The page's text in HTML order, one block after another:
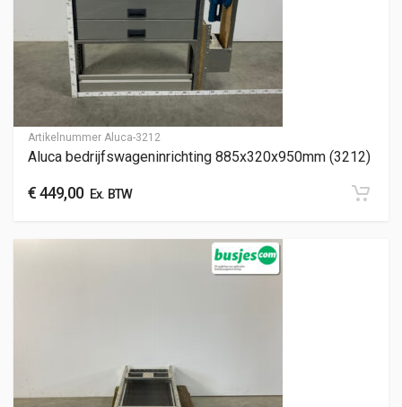
Artikelnummer Aluca-3212
Aluca bedrijfswageninrichting 885x320x950mm (3212)
€449,00Ex. BTW